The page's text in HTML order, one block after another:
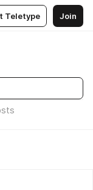
Teletype Join